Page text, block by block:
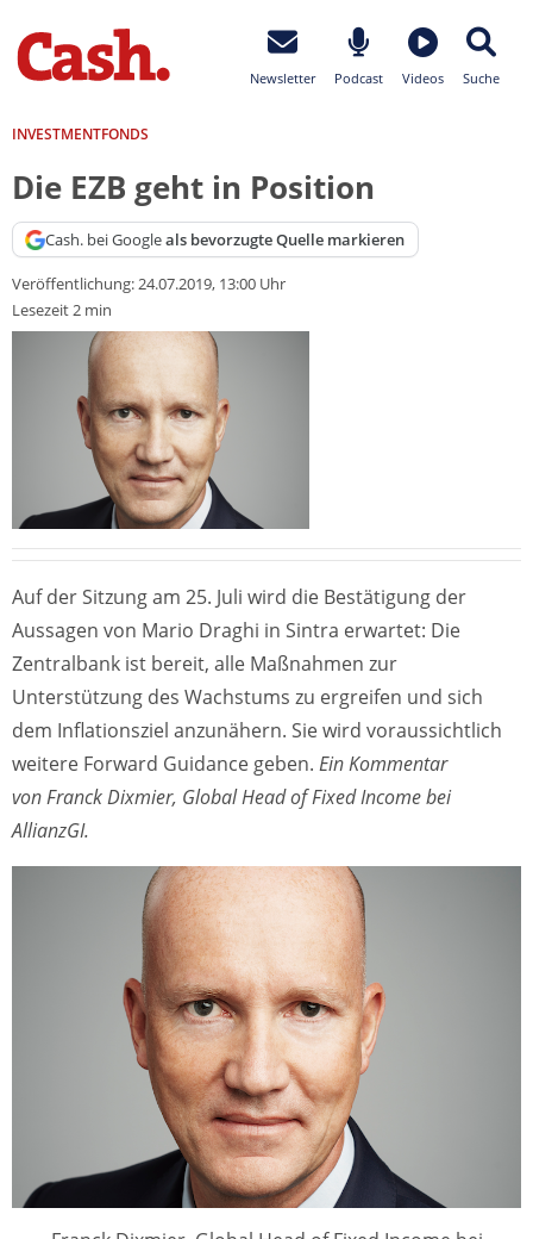
Newsletter Podcast Videos Suche
INVESTMENTFONDS
Die EZB geht in Position
Cash. bei Googleals bevorzugte Quelle markieren
Veröffentlichung:24.07.2019, 13:00 Uhr
Lesezeit 2 min
Auf der Sitzung am 25. Juli wird die Bestätigung der
Aussagen von Mario Draghi in Sintra erwartet: Die
Zentralbank ist bereit, alle Maßnahmen zur
Unterstützung des Wachstums zu ergreifen und sich
dem Inflationsziel anzunähern. Sie wird voraussichtlich
weitere Forward Guidance geben. Ein Kommentar
von Franck Dixmier, Global Head of Fixed Income bei
AllianzGI.